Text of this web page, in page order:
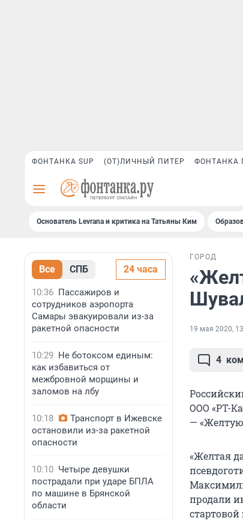
ФОНТАНКА SUP (ОТ)ЛИЧНЫЙ ПИТЕР ФОНТАНКА
Основатель Levrana и критика на Татьяны Ким
Все СПБ 24 часа
10:36 Пассажиров и
сотрудников аэропорта
Самары эвакуировали из-за
ракетной опасности
10:29 Не ботоксом единым:
как избавиться от
межбровной морщины и
заломов на лбу
10:18
Транспорт в Ижевске
остановили из-за ракетной
опасности
10:10 Четыре девушки
пострадали при ударе БПЛА
по машине в Брянской
области
ГОРОД
19 мая 2020,
4
ООО «РТ-
— «Желтую
«Желтая
продали